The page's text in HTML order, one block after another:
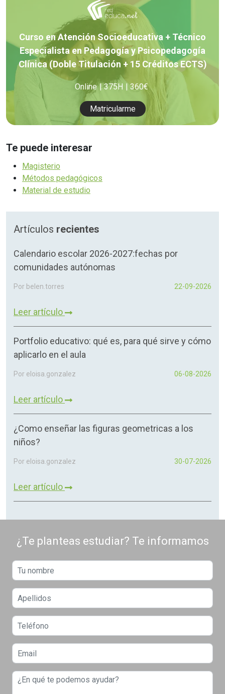
Curso en Atención Socioeducativa + Técnico
Especialista en Pedagogía y Psicopedagogía
Clínica (Doble Titulación + 15 Créditos ECTS)
Online 375H 360€
Matricularme
Te puede interesar
Magisterio
Métodos pedagógicos
Material de estudio
Artículos recientes
Calendario escolar 2026-2027:fechas por
comunidades autónomas
Por belen.torres 22-09-2026
Leer artículo
Portfolio educativo: qué es, para qué sirve y cómo
aplicarlo en el aula
Por eloisa.gonzalez 06-08-2026
Leer artículo
¿Como enseñar las figuras geometricas a los
niños?
Por eloisa.gonzalez 30-07-2026
Leer artículo
¿Te planteas estudiar? Te informamos